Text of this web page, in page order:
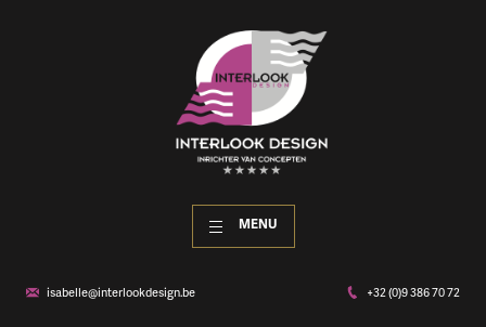
MENU
isabelle@interlookdesign.be +32 (0)9 386 70 72